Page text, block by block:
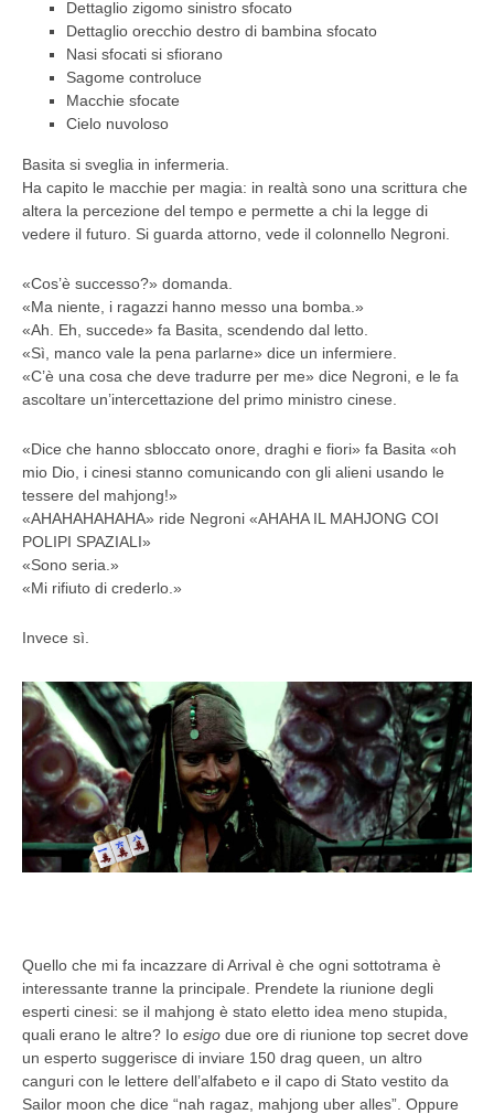
Dettaglio zigomo sinistro sfocato
Dettaglio orecchio destro di bambina sfocato
Nasi sfocati si sfiorano
Sagome controluce
Macchie sfocate
Cielo nuvoloso
Basita si sveglia in infermeria.
Ha capito le macchie per magia: in realtà sono una scrittura che
altera la percezione del tempo e permette a chi la legge di
vedere il futuro. Si guarda attorno, vede il colonnello Negroni.
«Cos’è successo?» domanda.
«Ma niente, i ragazzi hanno messo una bomba.»
«Ah. Eh, succede» fa Basita, scendendo dal letto.
«Sì, manco vale la pena parlarne» dice un infermiere.
«C’è una cosa che deve tradurre per me» dice Negroni, e le fa
ascoltare un’intercettazione del primo ministro cinese.
«Dice che hanno sbloccato onore, draghi e fiori» fa Basita «oh
mio Dio, i cinesi stanno comunicando con gli alieni usando le
tessere del mahjong!»
«AHAHAHAHAHA» ride Negroni «AHAHA IL MAHJONG COI
POLIPI SPAZIALI»
«Sono seria.»
«Mi rifiuto di crederlo.»
Invece sì.
Quello che mi fa incazzare di Arrival è che ogni sottotrama è
interessante tranne la principale. Prendete la riunione degli
esperti cinesi: se il mahjong è stato eletto idea meno stupida,
quali erano le altre? Io esigo due ore di riunione top secret dove
un esperto suggerisce di inviare 150 drag queen, un altro
canguri con le lettere dell’alfabeto e il capo di Stato vestito da
Sailor moon che dice “nah ragaz, mahjong uber alles”. Oppure